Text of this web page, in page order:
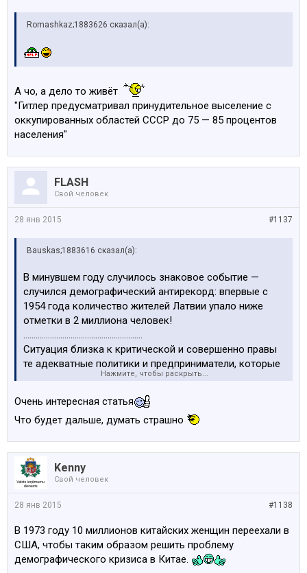
Romashkaz;1883626 сказал(а):
А чо, а дело то живёт
"Гитлер предусматривал принудительное выселение с
оккупированных областей СССР до 75 — 85 процентов
населения"
FLASH
Свой человек
#1137
28 янв 2015
Bauskas;1883616 сказал(а):
В минувшем году случилось знаковое событие —
случился демографический антирекорд: впервые с
1954 года количество жителей Латвии упало ниже
отметки в 2 миллиона человек!
..........................................................
Ситуация близка к критической и совершенно правы
те адекватные политики и предприниматели, которые
говорят, что Латвии угрожают не русскоязычные, не
восточный сосед, а собственная социально–
экономическая ситуация, которая вынуждает тех же
латышей навсегда покидать свой дом.
Абик ЭЛКИН.
текст:
http://vesti.lv/news/latviya-poshla-na-rekordnoe-
vymiranie
Нажмите, чтобы раскрыть...
Очень интересная статья
Что будет дальше, думать страшно
Kenny
Свой человек
#1138
28 янв 2015
В 1973 году 10 миллионов китайских женщин переехали в
США, чтобы таким образом решить проблему
демографического кризиса в Китае.